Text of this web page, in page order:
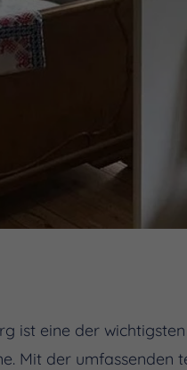
ist eine der
Mit der